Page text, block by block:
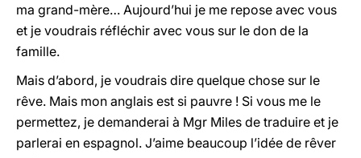
ma grand-mère… Aujourd’hui je me repose avec vous
et je voudrais réfléchir avec vous sur le don de la
famille.
Mais d’abord, je voudrais dire quelque chose sur le
rêve. Mais mon anglais est si pauvre ! Si vous me le
permettez, je demanderai à Mgr Miles de traduire et je
parlerai en espagnol. J’aime beaucoup l’idée de rêver